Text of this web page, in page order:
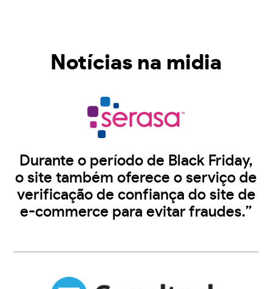
Notícias na midia
Durante o período de Black Friday,
o site também oferece o serviço de
verificação de confiança do site de
e-commerce para evitar fraudes.”